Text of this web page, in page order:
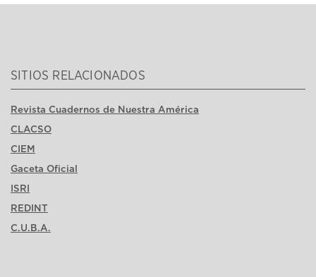
SITIOS RELACIONADOS
Revista Cuadernos de Nuestra América
CLACSO
CIEM
Gaceta Oficial
ISRI
REDINT
C.U.B.A.